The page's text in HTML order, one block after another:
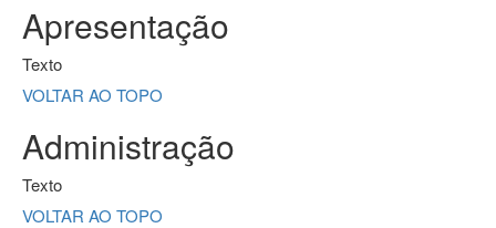
Apresentação
Texto
VOLTAR AO TOPO
Administração
Texto
VOLTAR AO TOPO